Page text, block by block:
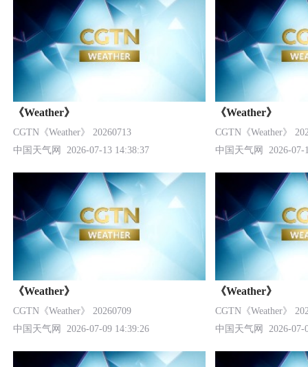
《Weather》
CGTN《Weather》 20260713
中国天气网
2026-07-13 14:38:37
《Weather》
CGTN《Weather》
中国天气网
2026-07-
《Weather》
CGTN《Weather》 20260709
中国天气网
2026-07-09 14:39:26
《Weather》
CGTN《Weather》
中国天气网
2026-07-